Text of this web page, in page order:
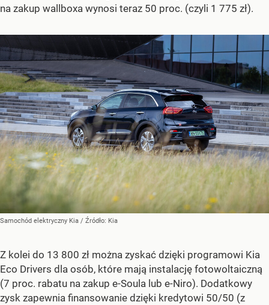
na zakup wallboxa wynosi teraz 50 proc. (czyli 1 775 zł).
Samochód elektryczny Kia / Źródło: Kia
Z kolei do 13 800 zł można zyskać dzięki programowi Kia
Eco Drivers dla osób, które mają instalację fotowoltaiczną
(7 proc. rabatu na zakup e-Soula lub e-Niro). Dodatkowy
zysk zapewnia finansowanie dzięki kredytowi 50/50 (z